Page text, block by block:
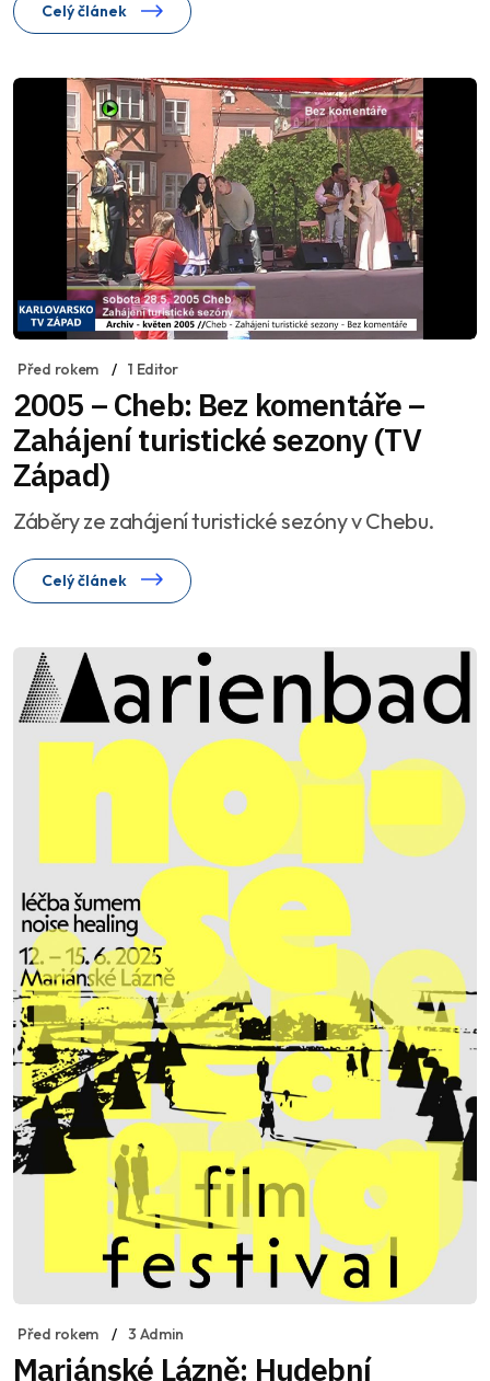
Celý článek
Před rokem 1 Editor
2005 – Cheb: Bez komentáře –
Zahájení turistické sezony (TV
Západ)
Záběry ze zahájení turistické sezóny v Chebu.
Celý článek
Před rokem 3 Admin
Mariánské Lázně: Hudební